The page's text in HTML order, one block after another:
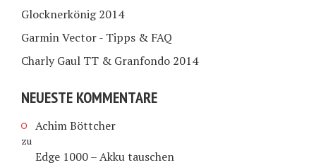
Glocknerkönig 2014
Garmin Vector - Tipps & FAQ
Charly Gaul TT & Granfondo 2014
NEUESTE KOMMENTARE
Achim Böttcher
zu
Edge 1000 – Akku tauschen